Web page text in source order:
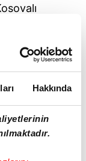
Hakkında
adından